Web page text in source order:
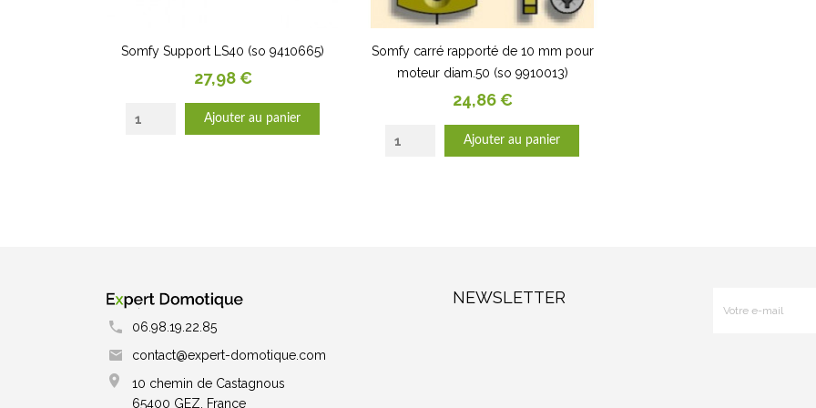
Somfy Support LS40 (so 9410665)
Prix
27,98 €
Ajouter au panier
Somfy carré rapporté de 10 mm pour
moteur diam.50 (so 9910013)
Prix
24,86 €
Ajouter au panier
06.98.19.22.85
contact@expert-domotique.com
10 chemin de Castagnous
65400 GEZ, France
NEWSLETTER